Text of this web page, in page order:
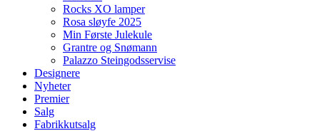
Rocks XO lamper
Rosa sløyfe 2025
Min Første Julekule
Grantre og Snømann
Palazzo Steingodsservise
Designere
Nyheter
Premier
Salg
Fabrikkutsalg